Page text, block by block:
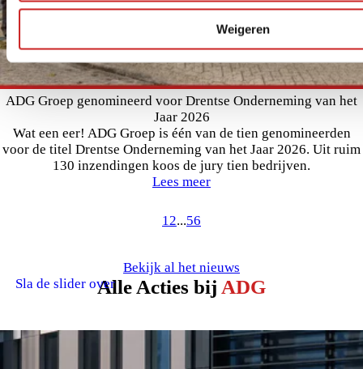
Weigeren
ADG Groep genomineerd voor Drentse Onderneming van het
Jaar 2026
Wat een eer! ADG Groep is één van de tien genomineerden
voor de titel Drentse Onderneming van het Jaar 2026. Uit ruim
130 inzendingen koos de jury tien bedrijven.
Lees meer
12...56
Bekijk al het nieuws
Alle Acties bij ADG
Sla de slider over